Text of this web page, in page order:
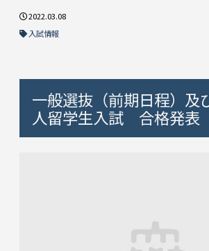
2022.03.08
入試情報
一般選抜（前期日程）及
人留学生入試 合格発表